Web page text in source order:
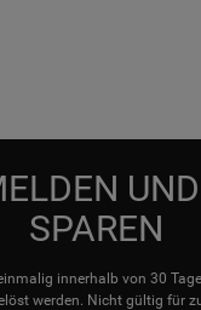
SPAREN
innerhalb von 30
werden. Nicht gültig für